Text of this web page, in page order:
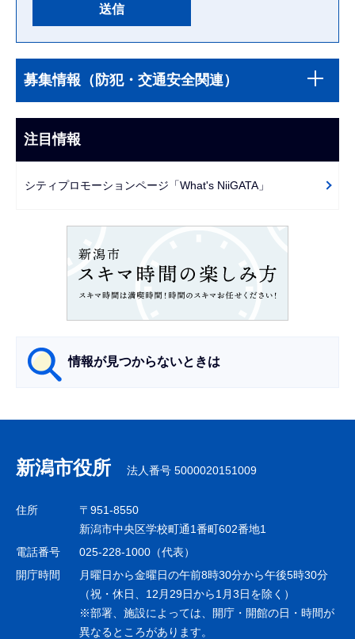
文
こ
ま
で
サ
ブ
ビ
ー
募集情報（防犯・交通安全関連）
注目情報
シティプロモーションページ「What's NiiGATA」
情報が見つからないときは
ナ
ビ
ゲ
シ
ョ
新潟市役所 法人番号 5000020151009
住所
〒951-8550
新潟市中央区学校町通1番町602番地1
電話番号
025-228-1000（代表）
開庁時間
月曜日から金曜日の午前8時30分から午後5時30分
（祝・休日、12月29日から1月3日を除く）
※部署、施設によっては、開庁・開館の日・時間が
異なるところがあります。